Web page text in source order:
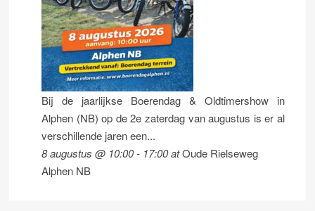
Bij de jaarlijkse Boerendag & Oldtimershow in
Alphen (NB) op de 2e zaterdag van augustus is er al
verschillende jaren een...
8 augustus @ 10:00- 17:00atOude Rielseweg
Alphen NB